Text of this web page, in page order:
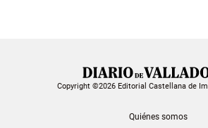
Copyright ©2026 Editorial Castellana de
Quiénes somos